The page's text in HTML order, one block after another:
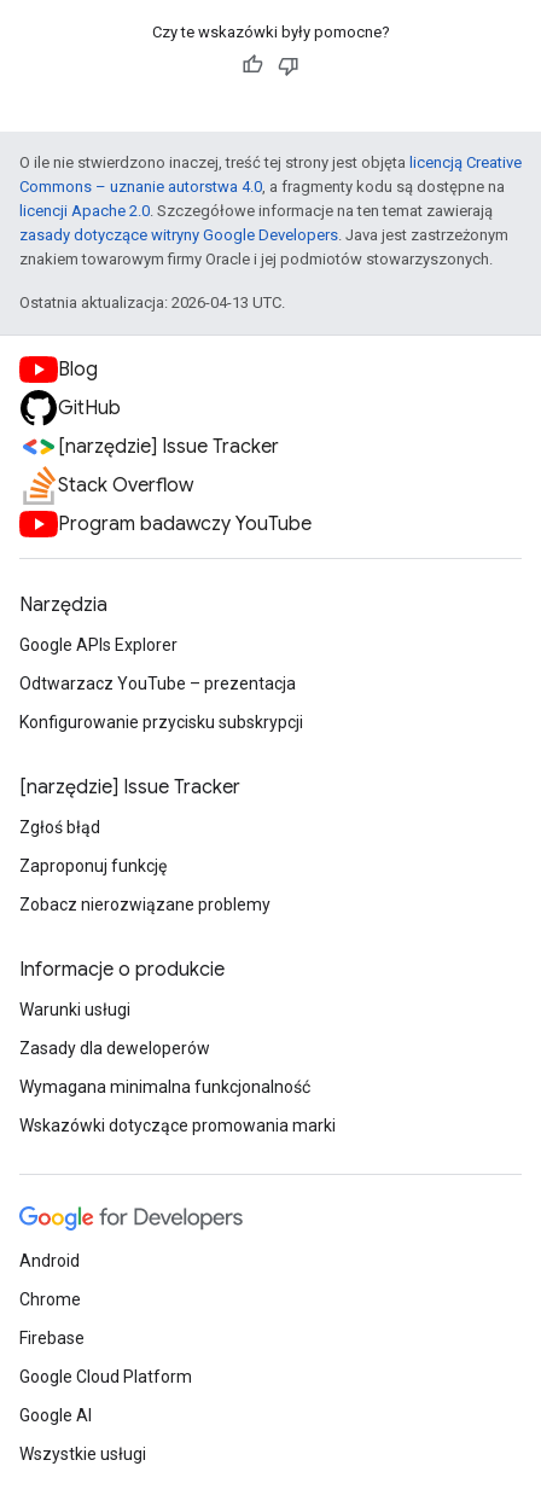
Czy te wskazówki były pomocne?
O ile nie stwierdzono inaczej, treść tej strony jest objęta licencją Creative
Commons – uznanie autorstwa 4.0, a fragmenty kodu są dostępne na
licencji Apache 2.0. Szczegółowe informacje na ten temat zawierają
zasady dotyczące witryny Google Developers. Java jest zastrzeżonym
znakiem towarowym firmy Oracle i jej podmiotów stowarzyszonych.
Ostatnia aktualizacja: 2026-04-13 UTC.
Blog
GitHub
[narzędzie] Issue Tracker
Stack Overflow
Program badawczy YouTube
Narzędzia
Google APIs Explorer
Odtwarzacz YouTube – prezentacja
Konfigurowanie przycisku subskrypcji
[narzędzie] Issue Tracker
Zgłoś błąd
Zaproponuj funkcję
Zobacz nierozwiązane problemy
Informacje o produkcie
Warunki usługi
Zasady dla deweloperów
Wymagana minimalna funkcjonalność
Wskazówki dotyczące promowania marki
Android
Chrome
Firebase
Google Cloud Platform
Google AI
Wszystkie usługi